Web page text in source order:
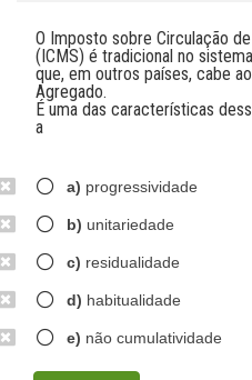
O Imposto sobre Circulação
(ICMS) é tradicional no
que, em outros países, cabe
Agregado.
É uma das características
a
a) progressividade
b) unitariedade
c) residualidade
d) habitualidade
e) não cumulatividade